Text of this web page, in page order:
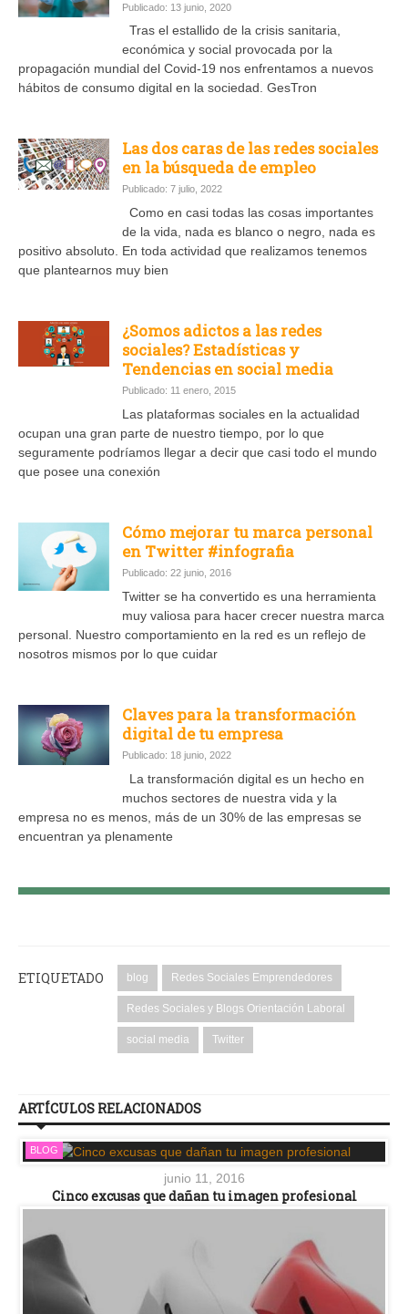
Publicado: 13 junio, 2020
Tras el estallido de la crisis sanitaria,
económica y social provocada por la
propagación mundial del Covid-19 nos enfrentamos a nuevos
hábitos de consumo digital en la sociedad. GesTron
Las dos caras de las redes sociales
en la búsqueda de empleo
Publicado: 7 julio, 2022
Como en casi todas las cosas importantes
de la vida, nada es blanco o negro, nada es
positivo absoluto. En toda actividad que realizamos tenemos
que plantearnos muy bien
¿Somos adictos a las redes
sociales? Estadísticas y
Tendencias en social media
Publicado: 11 enero, 2015
Las plataformas sociales en la actualidad
ocupan una gran parte de nuestro tiempo, por lo que
seguramente podríamos llegar a decir que casi todo el mundo
que posee una conexión
Cómo mejorar tu marca personal
en Twitter #infografia
Publicado: 22 junio, 2016
Twitter se ha convertido es una herramienta
muy valiosa para hacer crecer nuestra marca
personal. Nuestro comportamiento en la red es un reflejo de
nosotros mismos por lo que cuidar
Claves para la transformación
digital de tu empresa
Publicado: 18 junio, 2022
La transformación digital es un hecho en
muchos sectores de nuestra vida y la
empresa no es menos, más de un 30% de las empresas se
encuentran ya plenamente
ETIQUETADO blog Redes Sociales Emprendedores
Redes Sociales y Blogs Orientación Laboral
social media Twitter
ARTÍCULOS RELACIONADOS
BLOG
junio 11, 2016
Cinco excusas que dañan tu imagen profesional